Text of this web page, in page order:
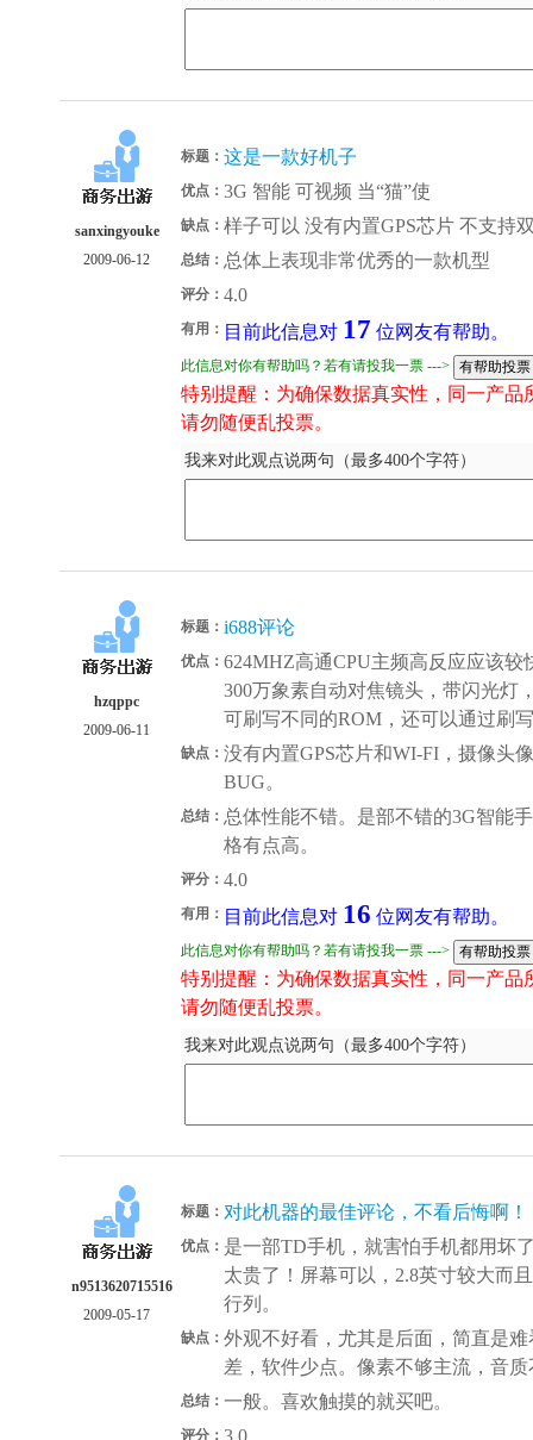
sanxingyouke
2009-06-12
标题： 这是一款好机子
优点： 3G 智能 可视频 当“猫”使
缺点： 样子可以 没有内置GPS芯片 不支持
总结： 总体上表现非常优秀的一款机型
评分： 4.0
有用： 目前此信息对 17 位网友有帮助。
此信息对你有帮助吗？若有请投我一票 --->
特别提醒：为确保数据真实性，同一产
请勿随便乱投票。
我来对此观点说两句（最多400个字符）
hzqppc
2009-06-11
标题： i688评论
优点： 624MHZ高通CPU主频高反应应该
300万象素自动对焦镜头，带闪光灯
可刷写不同的ROM，还可以通过刷
缺点： 没有内置GPS芯片和WI-FI，摄像头
BUG。
总结： 总体性能不错。是部不错的3G智能
格有点高。
评分： 4.0
有用： 目前此信息对 16 位网友有帮助。
此信息对你有帮助吗？若有请投我一票 --->
特别提醒：为确保数据真实性，同一产
请勿随便乱投票。
我来对此观点说两句（最多400个字符）
n9513620715516
2009-05-17
标题： 对此机器的最佳评论，不看后悔啊！
优点： 是一部TD手机，就害怕手机都用坏
太贵了！屏幕可以，2.8英寸较大而
行列。
缺点： 外观不好看，尤其是后面，简直是
差，软件少点。像素不够主流，音
总结： 一般。喜欢触摸的就买吧。
评分： 3.0